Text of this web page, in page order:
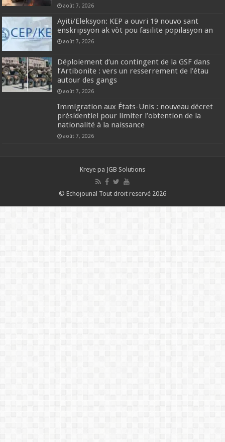
août 7, 2026
‎Ayiti/Eleksyon: KEP a ouvri 19 nouvo sant
enskripsyon ak vòt pou fasilite popilasyon an
août 7, 2026
Déploiement d’un contingent de la GSF dans
l’Artibonite : vers un resserrement de l’étau
autour des gangs
août 7, 2026
Immigration aux États-Unis : nouveau décret
présidentiel pour limiter l’obtention de la
nationalité à la naissance
août 7, 2026
Kreye pa JGB Solutions
© Echojounal Tout droit reservé 2026